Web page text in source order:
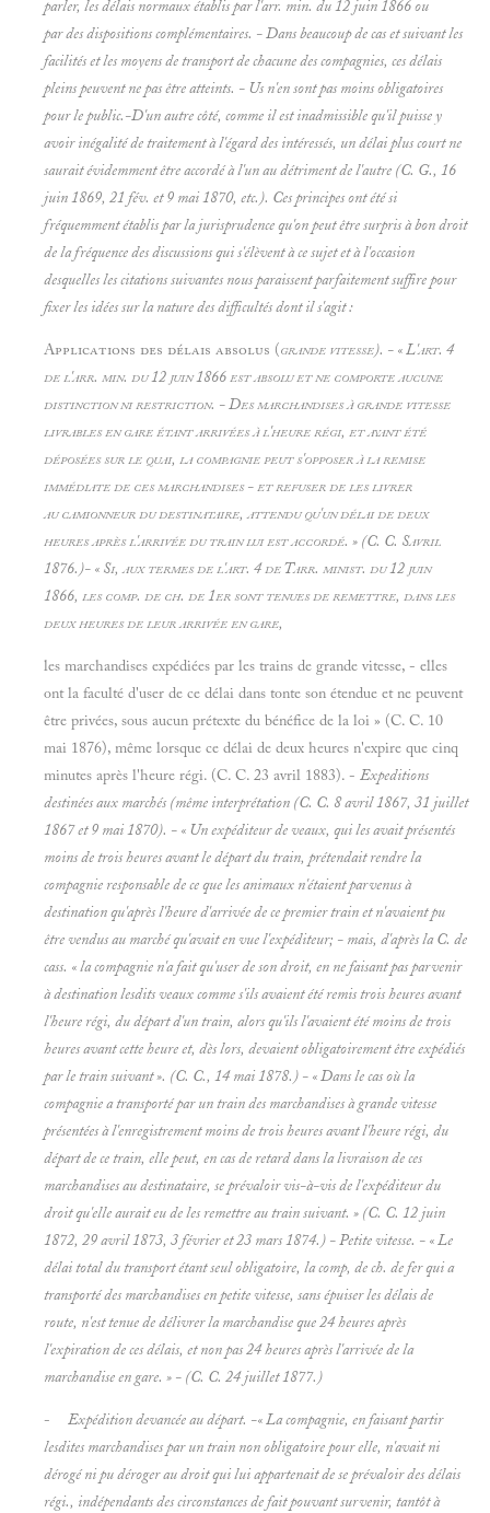
parler, lesdélais normaux établis par l'arr. min. du 12 juin 1866 ou
par des dispositions complémentaires. - Dans beaucoup de cas et suivant les
facilités et les moyens de transport de chacune des compagnies, cesdélais
pleins peuvent ne pas être atteints. - Us n'en sont pas moins obligatoires
pour le public.-D'un autre côté, comme il est inadmissible qu'il puisse y
avoir inégalité de traitement à l'égard des intéressés, un délai plus court ne
saurait évidemment être accordé à l'un au détriment de l'autre (C. G., 16
juin 1869, 21 fév. et 9 mai 1870, etc.). Ces principes ont été si
fréquemment établis par la jurisprudence qu'on peut être surpris à bon droit
de la fréquence des discussions qui s'élèvent à ce sujet et à l'occasion
desquelles les citations suivantes nous paraissent parfaitement suffire pour
fixer les idées sur la nature des difficultés dont il s'agit :
Applications des délais absolus (grande vitesse). - « L'art. 4
de l'arr. min. du 12 juin 1866 est absolu et ne comporte aucune
distinction ni restriction. - Des marchandises à grande vitesse
livrables en gare étant arrivées à l'heure régi, et ayant été
déposées sur le quai, la compagnie peut s'opposer à la remise
immédiate de ces marchandises - et refuser de les livrer
au camionneur du destinataire, attendu qu'un délai de deux
heures après l'arrivée du train lui est accordé. » (C. C. Savril
1876.)- « Si, aux termes de l'art. 4 de Tarr. minist. du 12 juin
1866, les comp. de ch. de 1er sont tenues de remettre, dans les
deux heures de leur arrivée en gare,
les marchandises expédiées par les trains de grande vitesse, - elles
ont la faculté d'user de ce délai dans tonte son étendue et ne peuvent
être privées, sous aucun prétexte du bénéfice de la loi » (C. C. 10
mai 1876), même lorsque ce délai de deux heures n'expire que cinq
minutes après l'heure régi. (C. C. 23 avril 1883). - Expeditions
destinées aux marchés (même interprétation (C. C. 8 avril 1867, 31 juillet
1867 et 9 mai 1870). - « Un expéditeur de veaux, qui les avait présentés
moins de trois heures avant le départ du train, prétendait rendre la
compagnie responsable de ce que les animaux n'étaient parvenus à
destination qu'après l'heure d'arrivée de ce premier train et n'avaient pu
être vendus au marché qu'avait en vue l'expéditeur; - mais, d'après la C. de
cass. « la compagnie n'a fait qu'user de son droit, en ne faisant pas parvenir
à destination lesdits veaux comme s'ils avaient été remistrois heures avant
l'heure régi, du départ d'un train, alors qu'ils l'avaient étémoins de trois
heures avant cette heure et, dès lors, devaient obligatoirement être expédiés
par le train suivant ». (C. C., 14 mai 1878.) - « Dans le cas où la
compagnie a transporté par un train des marchandises à grande vitesse
présentées à l'enregistrement moins de trois heures avant l'heure régi, du
départ de ce train, elle peut, en cas de retard dans la livraison de ces
marchandises au destinataire, se prévaloir vis-à-vis de l'expéditeur du
droit qu'elle aurait eu de les remettre au train suivant. » (C. C. 12 juin
1872, 29 avril 1873, 3 février et 23 mars 1874.) -Petite vitesse. - « Le
délai total du transport étant seul obligatoire, la comp, de ch. de fer qui a
transporté des marchandises en petite vitesse, sans épuiser les délais de
route, n'est tenue de délivrer la marchandise que 24 heures après
l'expiration de ces délais, et non pas 24 heures après l'arrivée de la
marchandise en gare. » - (C. C. 24 juillet 1877.)
- Expédition devancée au départ. -« La compagnie, en faisant partir
lesdites marchandises par un train non obligatoire pour elle, n'avait ni
dérogé ni pu déroger au droit qui lui appartenait de se prévaloir des délais
régi., indépendants des circonstances de fait pouvant survenir, tantôt à